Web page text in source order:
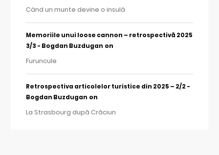
Când un munte devine o insulă
Memoriile unui loose cannon – retrospectivă 2025
3/3 - Bogdan Buzdugan on
Furuncule
Retrospectiva articolelor turistice din 2025 – 2/2 -
Bogdan Buzdugan on
La Strasbourg după Crăciun